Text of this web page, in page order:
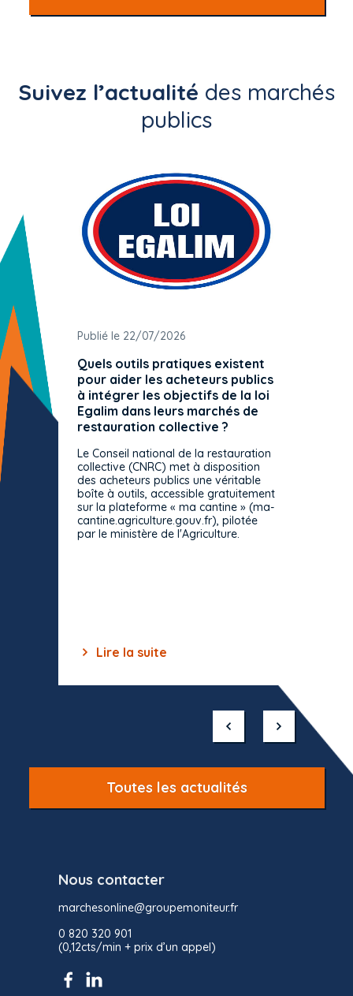
Suivez l’actualité des marchés
publics
Publié le 22/07/2026
Quels outils pratiques existent
pour aider les acheteurs publics
à intégrer les objectifs de la loi
Egalim dans leurs marchés de
restauration collective ?
Le Conseil national de la restauration
collective (CNRC) met à disposition
des acheteurs publics une véritable
boîte à outils, accessible gratuitement
sur la plateforme « ma cantine » (ma-
cantine.agriculture.gouv.fr), pilotée
par le ministère de l'Agriculture.
Lire la suite
Toutes les actualités
Nous contacter
marchesonline@groupemoniteur.fr
0 820 320 901
(0,12cts/min + prix d’un appel)